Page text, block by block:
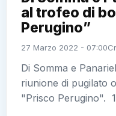
al trofeo di
Perugino”
27 Marzo 2022 - 07:00
Di Somma e
riunione di pugilato
"Prisco Perugino".